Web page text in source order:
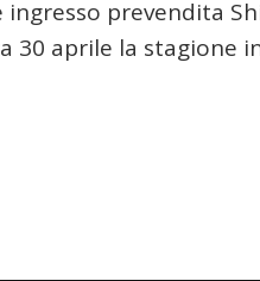
prevendita
30 aprile la stagione